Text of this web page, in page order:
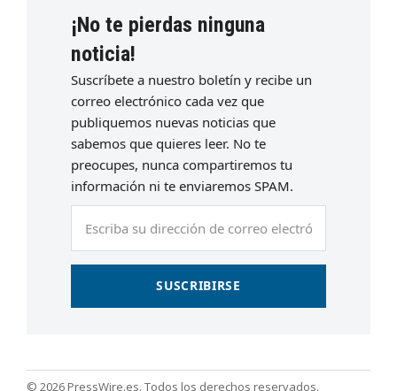
¡No te pierdas ninguna
noticia!
Suscríbete a nuestro boletín y recibe un
correo electrónico cada vez que
publiquemos nuevas noticias que
sabemos que quieres leer. No te
preocupes, nunca compartiremos tu
información ni te enviaremos SPAM.
SUSCRIBIRSE
© 2026 PressWire.es. Todos los derechos reservados.